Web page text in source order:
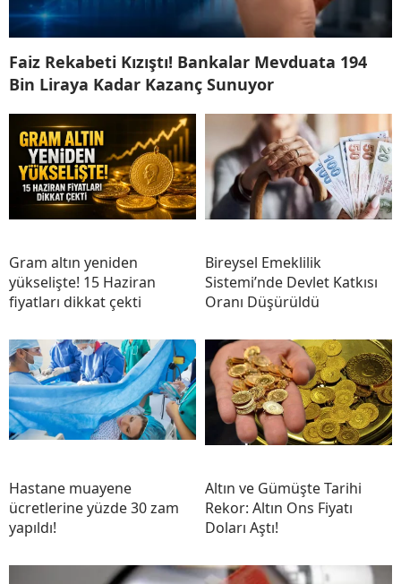
Faiz Rekabeti Kızıştı! Bankalar Mevduata 194
Bin Liraya Kadar Kazanç Sunuyor
Gram altın yeniden
yükselişte! 15 Haziran
fiyatları dikkat çekti
Bireysel Emeklilik
Sistemi’nde Devlet Katkısı
Oranı Düşürüldü
Hastane muayene
ücretlerine yüzde 30 zam
yapıldı!
Altın ve Gümüşte Tarihi
Rekor: Altın Ons Fiyatı
Doları Aştı!